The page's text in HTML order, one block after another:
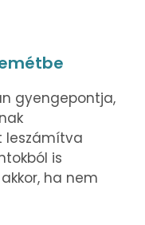
gyengepontja,
leszámítva
is
ha nem